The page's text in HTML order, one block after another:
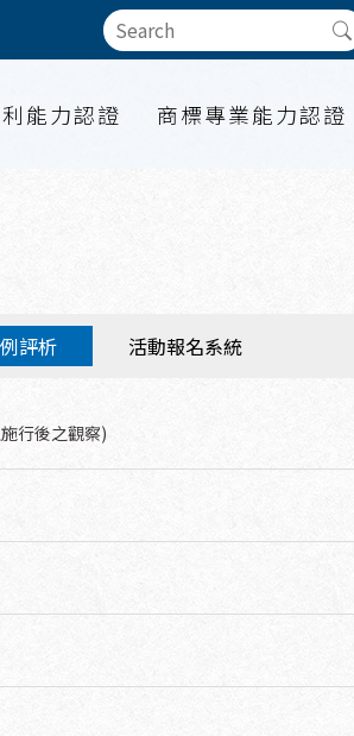
能力認證 商標專業能力認證
評析 活動報名系統
行後之觀察)